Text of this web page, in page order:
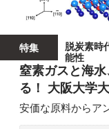
特集
脱炭素時
能性
窒素ガスと海
る！ 大阪大学
安価な原料からア